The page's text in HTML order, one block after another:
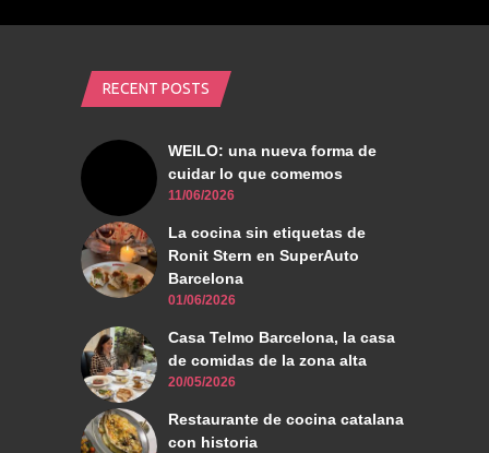
RECENT POSTS
WEILO: una nueva forma de
cuidar lo que comemos
11/06/2026
La cocina sin etiquetas de
Ronit Stern en SuperAuto
Barcelona
01/06/2026
Casa Telmo Barcelona, la casa
de comidas de la zona alta
20/05/2026
Restaurante de cocina catalana
con historia